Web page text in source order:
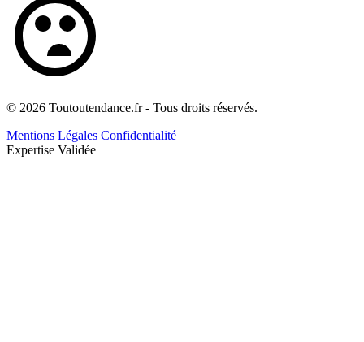
© 2026 Toutoutendance.fr - Tous droits réservés.
Mentions Légales Confidentialité
Expertise Validée